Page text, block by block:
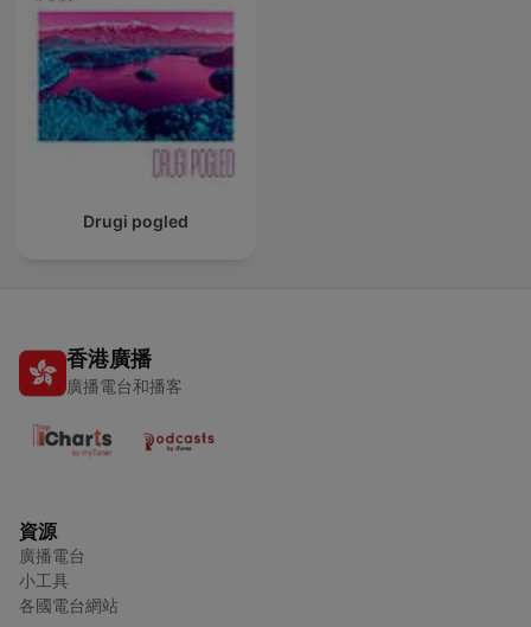
Drugi pogled
香港廣播
廣播電台和播客
資源
廣播電台
小工具
各國電台網站